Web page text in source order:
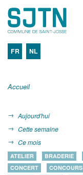
FR NL
Accueil
Aujourd'hui
Cette semaine
Ce mois
ATELIER BRADERIE
CONCERT
CONCOURS